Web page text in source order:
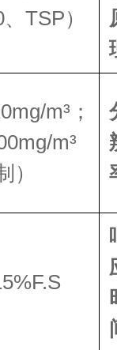
TSP）
m³；
m³
）